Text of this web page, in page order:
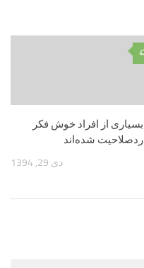
۰
بسیاری از افراد خوش فکر
رد‌صلاحیت شده‌اند
دی 29, 1394